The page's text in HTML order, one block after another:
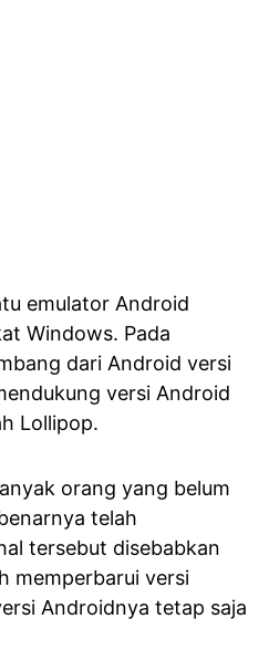
emulator Android
Windows. Pada
dari Android versi
versi Android
Lollipop.
orang yang belum
telah
tersebut disebabkan
memperbarui versi
Androidnya tetap saja